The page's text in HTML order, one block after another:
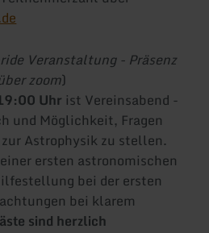
Veranstaltung - Präsenz
zoom)
Uhr ist Vereinsabend -
und Möglichkeit, Fragen
Astrophysik zu stellen.
ersten astronomischen
bei der ersten
bei klarem
sind herzlich